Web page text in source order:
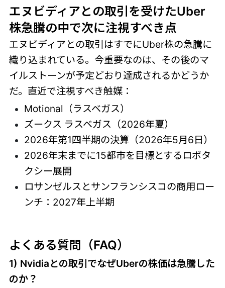
エヌビディアとの取引を受けたUber
株急騰の中で次に注視すべき点
エヌビディアとの取引はすでにUber株の急騰に
織り込まれている。今重要なのは、その後のマ
イルストーンが予定どおり達成されるかどうか
だ。直近で注視すべき触媒：
Motional（ラスベガス）
ズークス ラスベガス（2026年夏）
2026年第1四半期の決算（2026年5月6日）
2026年末までに15都市を目標とするロボタ
クシー展開
ロサンゼルスとサンフランシスコの商用ロー
ンチ：2027年上半期
よくある質問（FAQ）
1) Nvidiaとの取引でなぜUberの株価は急騰した
のか？